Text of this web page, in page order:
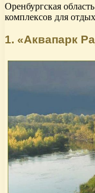
Оренбургская
комплексов для
1. «Аквапарк